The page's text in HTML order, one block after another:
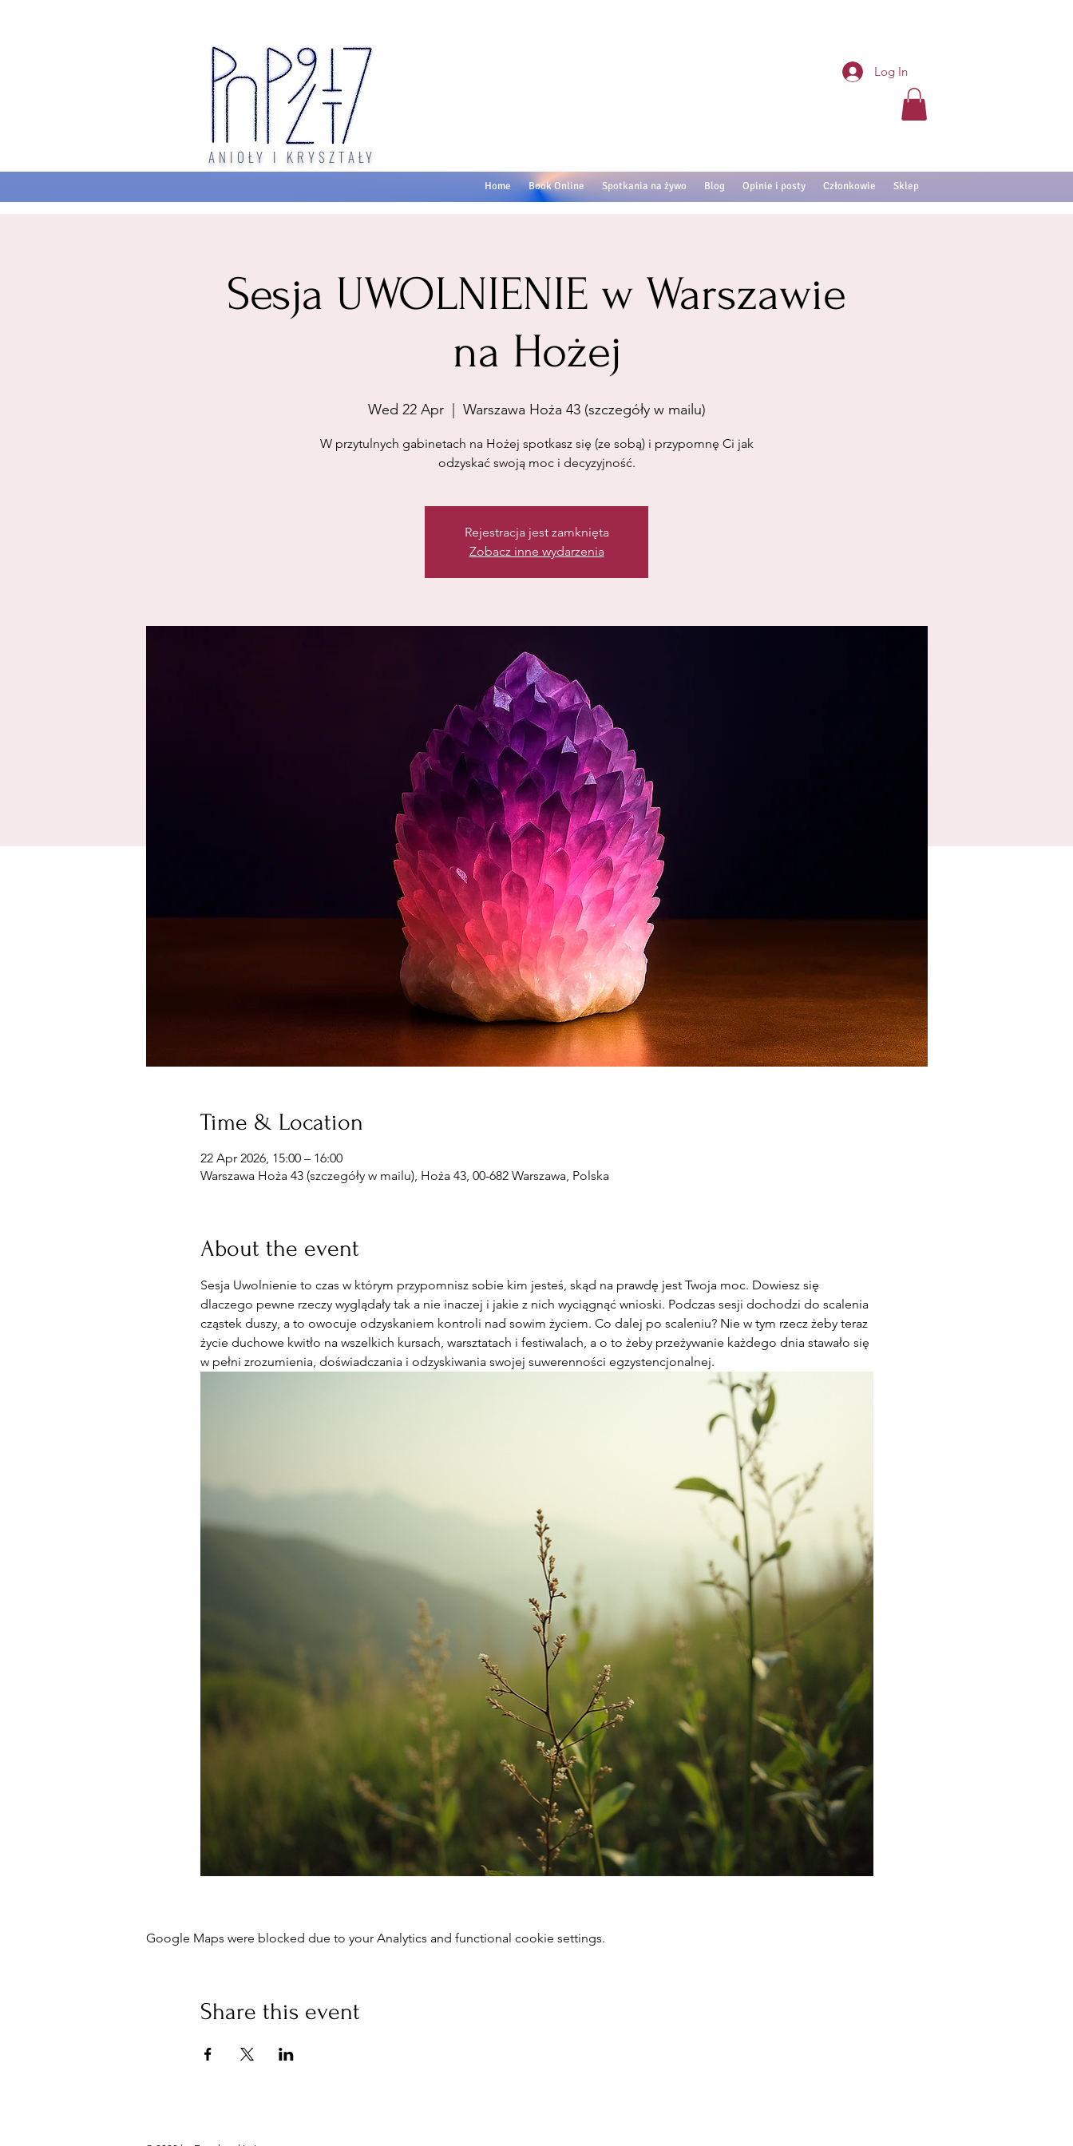
Log In
Home Book Online Spotkania na żywo Blog Opinie i posty Członkowie Sklep
ANIOŁY I KRYSZTAŁY
Sesja UWOLNIENIE w Warszawie
na Hożej
Wed 22 Apr
  |
Warszawa Hoża 43 (szczegóły w mailu)
W przytulnych gabinetach na Hożej spotkasz się (ze sobą) i przypomnę Ci jak
odzyskać swoją moc i decyzyjność.
Rejestracja jest zamknięta
Zobacz inne wydarzenia
Time & Location
22 Apr 2026, 15:00 – 16:00
Warszawa Hoża 43 (szczegóły w mailu), Hoża 43, 00-682 Warszawa, Polska
About the event
Sesja Uwolnienie to czas w którym przypomnisz sobie kim jesteś, skąd na prawdę jest Twoja moc. Dowiesz się
dlaczego pewne rzeczy wyglądały tak a nie inaczej i jakie z nich wyciągnąć wnioski. Podczas sesji dochodzi do scalenia
cząstek duszy, a to owocuje odzyskaniem kontroli nad sowim życiem. Co dalej po scaleniu? Nie w tym rzecz żeby teraz
życie duchowe kwitło na wszelkich kursach, warsztatach i festiwalach, a o to żeby przeżywanie każdego dnia stawało się
w pełni zrozumienia, doświadczania i odzyskiwania swojej suwerenności egzystencjonalnej.
Google Maps were blocked due to your Analytics and functional cookie settings.
Share this event